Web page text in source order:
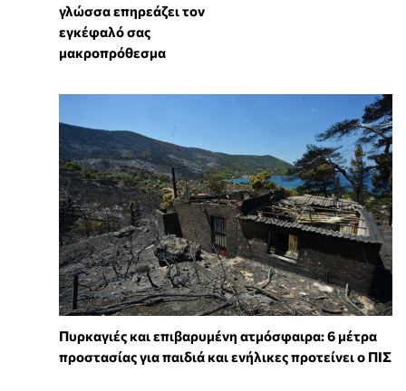
γλώσσα επηρεάζει τον
εγκέφαλό σας
μακροπρόθεσμα
Πυρκαγιές και επιβαρυμένη ατμόσφαιρα: 6 μέτρα
προστασίας για παιδιά και ενήλικες προτείνει ο ΠΙΣ